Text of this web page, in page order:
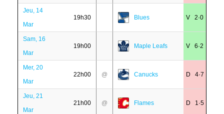
Jeu, 14
Mar
19h30 Blues V 2·0
Sam, 16
Mar
19h00 Maple Leafs V 6·2
Mer, 20
Mar
22h00 @ Canucks D 4·7
Jeu, 21
Mar
21h00 @ Flames D 1·5